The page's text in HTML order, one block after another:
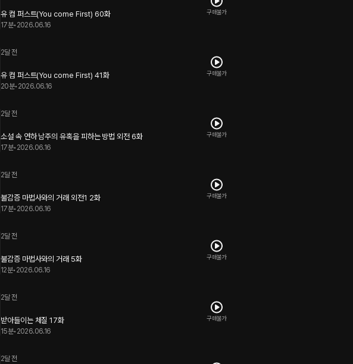
유 컴 퍼스트(You come First) 60화
17분• 2026.06.16
구매불가
2달 전
유 컴 퍼스트(You come First) 41화
20분• 2026.06.16
구매불가
2달 전
소설 속 연하 남주의 유혹을 피하는 방법 외전 6화
17분• 2026.06.16
구매불가
2달 전
불감증 마법사와의 거래 외전1 2화
17분• 2026.06.16
구매불가
2달 전
불감증 마법사와의 거래 5화
12분• 2026.06.16
구매불가
2달 전
받아들이는 체질 17화
15분• 2026.06.16
구매불가
2달 전